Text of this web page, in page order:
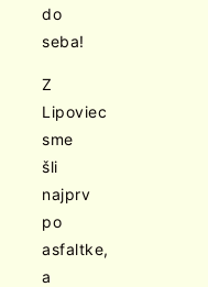
do
seba!
Z
Lipoviec
sme
šli
najprv
po
asfaltke,
a